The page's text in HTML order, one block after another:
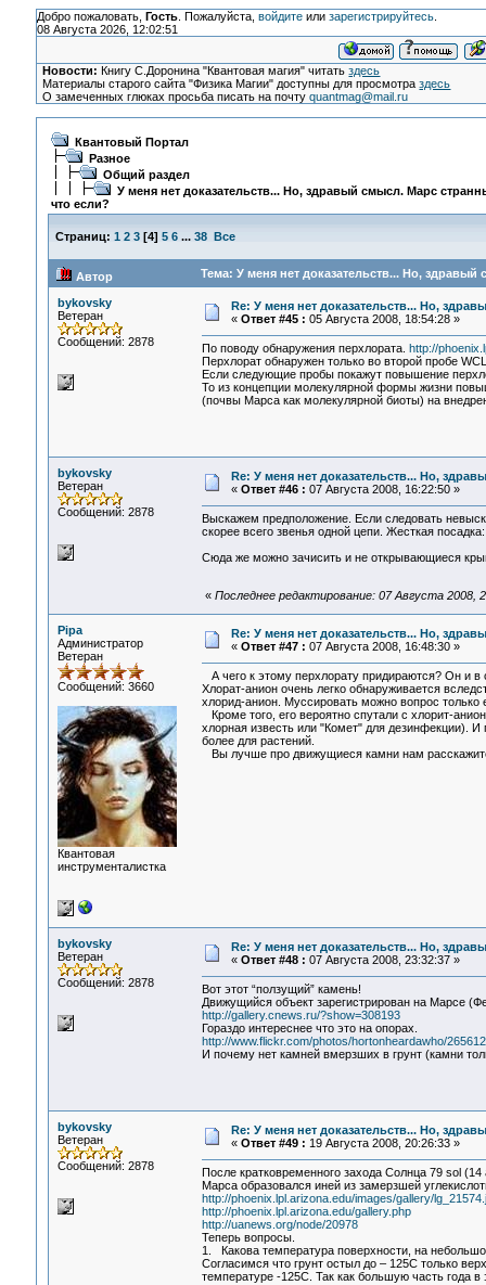
Добро пожаловать, Гость. Пожалуйста, войдитеили зарегистрируйтесь.
08 Августа 2026, 12:02:51
Новости: Книгу С.Доронина "Квантовая магия" читатьздесь
Материалы старого сайта "Физика Магии" доступны для просмотраздесь
О замеченных глюках просьба писать на почтуquantmag@mail.ru
Квантовый Портал
Разное
Общий раздел
У меня нет доказательств... Но, здравый смысл. Марс
что если?
Страниц: 1 2 3[4] 5 6 ... 38 Все
Автор Тема: У меня нет доказательств... Но,
bykovsky
Ветеран
Сообщений: 2878
Re: У меня нет доказательств... Но,
« Ответ #45 : 05 Августа 2008, 18:54:28 »
По поводу обнаружения перхлората. http://
Перхлорат обнаружен только во второй пробе
Если следующие пробы покажут повышение
То из концепции молекулярной формы жизни
(почвы Марса как молекулярной биоты) на
bykovsky
Ветеран
Сообщений: 2878
Re: У меня нет доказательств... Но,
« Ответ #46 : 07 Августа 2008, 16:22:50 »
Выскажем предположение. Если следовать
скорее всего звенья одной цепи. Жесткая
Сюда же можно зачисить и не открывающиеся
« Последнее редактирование: 07 Августа 2008,
Pipa
Администратор
Ветеран
Сообщений: 3660
Квантовая
инструменталистка
Re: У меня нет доказательств... Но,
« Ответ #47 : 07 Августа 2008, 16:48:30 »
А чего к этому перхлорату придираются? Он и в
Хлорат-анион очень легко обнаруживается
хлорид-анион. Муссировать можно вопрос
Кроме того, его вероятно спутали с хлорит-
хлорная известь или "Комет" для дезинфекции).
более для растений.
Вы лучше про движущиеся камни нам
bykovsky
Ветеран
Сообщений: 2878
Re: У меня нет доказательств... Но,
« Ответ #48 : 07 Августа 2008, 23:32:37 »
Вот этот “ползущий” камень!
Движущийся объект зарегистрирован на Марсе
http://gallery.cnews.ru/?show=308193
Гораздо интереснее что это на опорах.
http://www.flickr.com/photos/hortonheardawho/
И почему нет камней вмерзших в грунт (камни
bykovsky
Ветеран
Сообщений: 2878
Re: У меня нет доказательств... Но,
« Ответ #49 : 19 Августа 2008, 20:26:33 »
После кратковременного захода Солнца 79 sol
Марса образовался иней из замерзшей
http://phoenix.lpl.arizona.edu/images/gallery/
http://phoenix.lpl.arizona.edu/gallery.php
http://uanews.org/node/20978
Теперь вопросы.
1. Какова температура поверхности, на
Согласимся что грунт остыл до – 125С только
температуре -125С. Так как большую часть года